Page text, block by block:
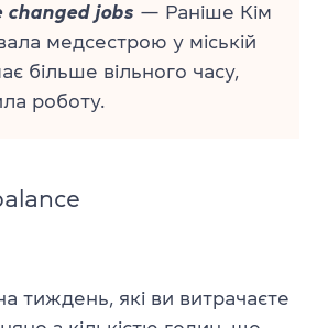
changed jobs — Раніше Кім
медсестрою у міській
більше вільного часу,
роботу.
тиждень, які ви витрачаєте